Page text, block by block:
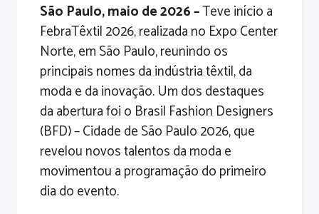
São Paulo, maio de 2026 –Teve início a
FebraTêxtil 2026, realizada no Expo Center
Norte, em São Paulo, reunindo os
principais nomes da indústria têxtil, da
moda e da inovação. Um dos destaques
da abertura foi o Brasil Fashion Designers
(BFD) – Cidade de São Paulo 2026, que
revelou novos talentos da moda e
movimentou a programação do primeiro
dia do evento.